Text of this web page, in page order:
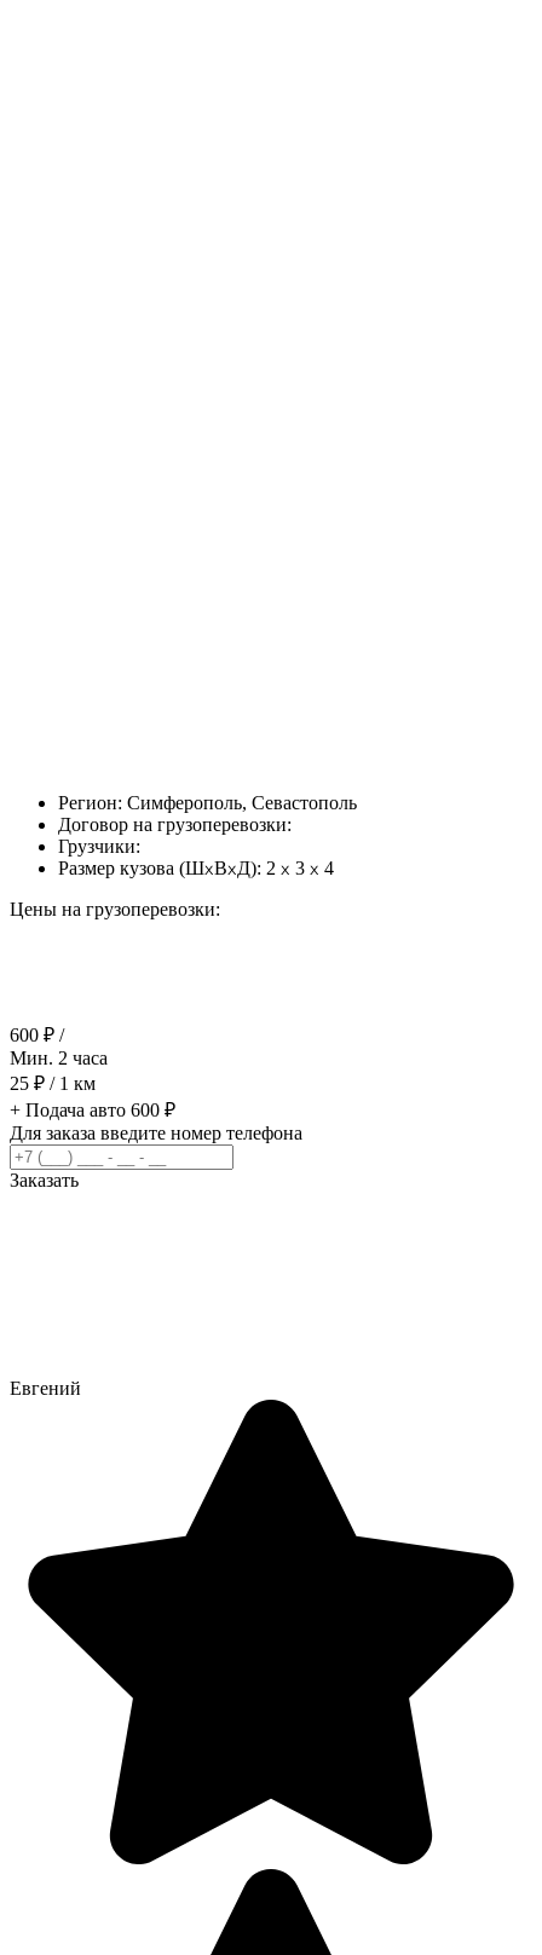
Регион: Симферополь, Севастополь
Договор на грузоперевозки:
Грузчики:
Размер кузова (Ш В Д): 2 3
4
Цены на грузоперевозки:
600 ₽ /
Мин. 2 часа
25 ₽ / 1 км
+ Подача авто 600 ₽
Для заказа введите номер телефона
Заказать
Евгений